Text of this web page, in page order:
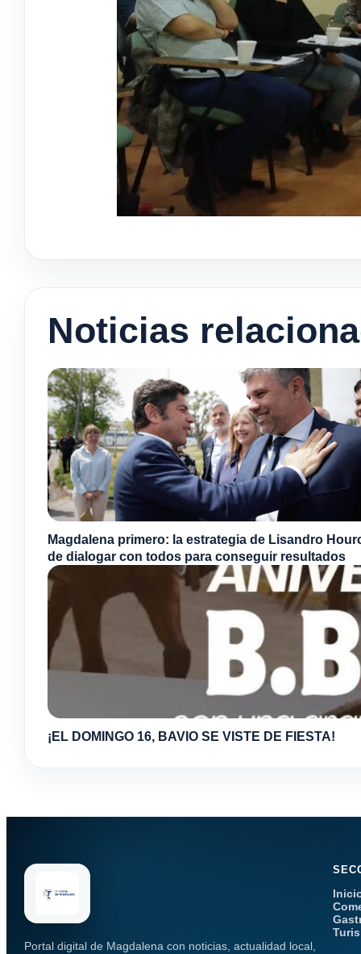
Noticias
Magdalena primero: la estrategia de Lisandro
de dialogar con todos para conseguir resultados
¡EL DOMINGO 16, BAVIO SE VISTE DE FIESTA!
Portal digital de Magdalena con noticias, actualidad local,